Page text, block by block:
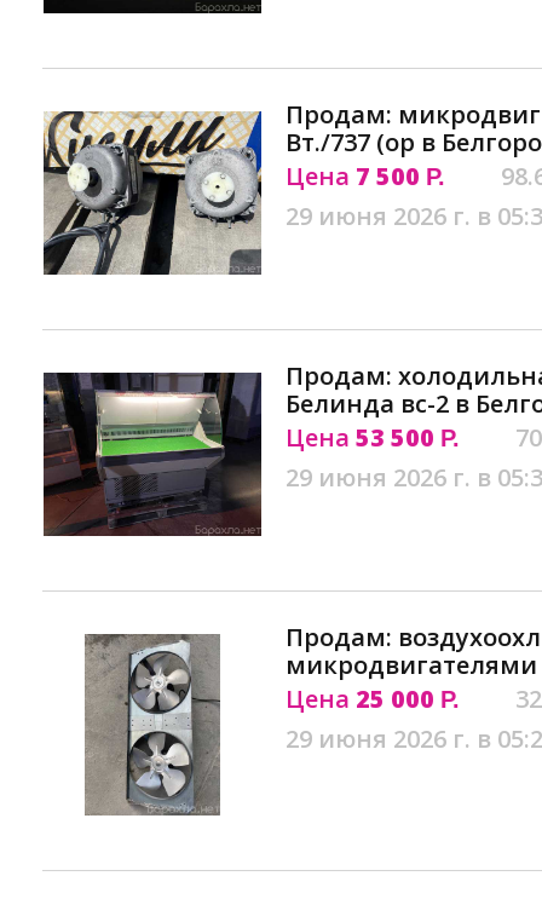
Продам:
Вт./737 (ор в
Цена 7 500 Р.
29 июня 2026 г. в
Продам:
Белинда вс-2 в
Цена 53 500 Р.
29 июня 2026 г. в
Продам:
микродвигателями
Цена 25 000 Р.
29 июня 2026 г. в